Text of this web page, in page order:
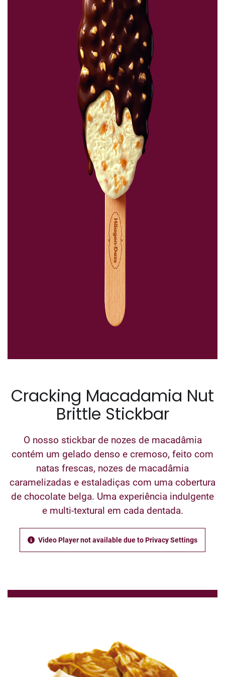
Cracking Macadamia Nut
Brittle Stickbar
O nosso stickbar de nozes de macadâmia
contém um gelado denso e cremoso, feito com
natas frescas, nozes de macadâmia
caramelizadas e estaladiças com uma cobertura
de chocolate belga. Uma experiência indulgente
e multi-textural em cada dentada.
Video Player not available due to Privacy Settings